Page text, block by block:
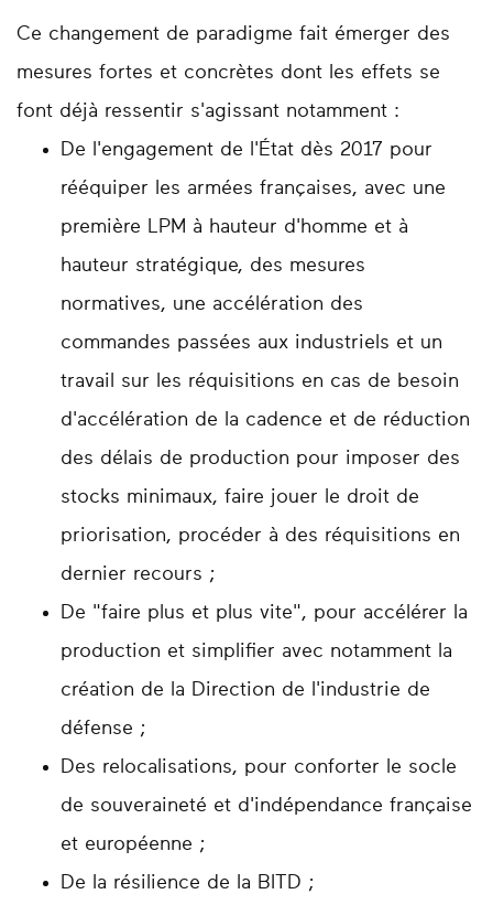
Ce changement de paradigme fait émerger des
mesures fortes et concrètes dont les effets se
font déjà ressentir s'agissant notamment :
De l'engagement de l'État dès 2017 pour
rééquiper les armées françaises, avec une
première LPM à hauteur d'homme et à
hauteur stratégique, des mesures
normatives, une accélération des
commandes passées aux industriels et un
travail sur les réquisitions en cas de besoin
d'accélération de la cadence et de réduction
des délais de production pour imposer des
stocks minimaux, faire jouer le droit de
priorisation, procéder à des réquisitions en
dernier recours ;
De "faire plus et plus vite", pour accélérer la
production et simplifier avec notamment la
création de la Direction de l'industrie de
défense ;
Des relocalisations, pour conforter le socle
de souveraineté et d'indépendance française
et européenne ;
De la résilience de la BITD ;